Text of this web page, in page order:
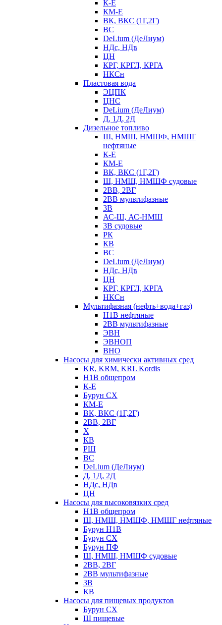
К-Е
КМ-Е
ВК, ВКС (1Г,2Г)
ВС
DeLium (ДеЛиум)
НДс, НДв
ЦН
КРГ, КРГЛ, КРГА
НКСн
Пластовая вода
ЭЦПК
ЦНС
DeLium (ДеЛиум)
Д, 1Д, 2Д
Дизельное топливо
Ш, НМШ, НМШФ, НМШГ
нефтяные
К-Е
КМ-Е
ВК, ВКС (1Г,2Г)
Ш, НМШ, НМШФ судовые
2ВВ, 2ВГ
2ВВ мультифазные
3В
АС-Ш, АС-НМШ
3В судовые
РК
КВ
ВС
DeLium (ДеЛиум)
НДс, НДв
ЦН
КРГ, КРГЛ, КРГА
НКСн
Мультифазная (нефть+вода+газ)
Н1В нефтяные
2ВВ мультифазные
ЭВН
ЭВНОП
ВНО
Насосы для химически активных сред
KR, KRM, KRL Kordis
Н1В общепром
К-Е
Бурун СХ
КМ-Е
ВК, ВКС (1Г,2Г)
2ВВ, 2ВГ
Х
КВ
РШ
ВС
DeLium (ДеЛиум)
Д, 1Д, 2Д
НДс, НДв
ЦН
Насосы для высоковязких сред
Н1В общепром
Ш, НМШ, НМШФ, НМШГ нефтяные
Бурун Н1В
Бурун СХ
Бурун ПФ
Ш, НМШ, НМШФ судовые
2ВВ, 2ВГ
2ВВ мультифазные
3В
КВ
Насосы для пищевых продуктов
Бурун СХ
Ш пищевые